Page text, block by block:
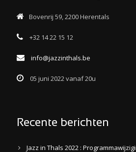
Bovenrij 59, 2200 Herentals
+32 14 22 15 12
info@jazzinthals.be
05 juni 2022 vanaf 20u
Recente berichten
Jazz in Thals 2022 :